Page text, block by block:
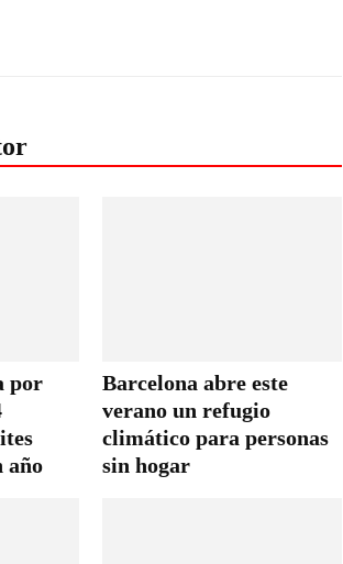
por
año
Barcelona abre este
verano un refugio
climático para personas
sin hogar